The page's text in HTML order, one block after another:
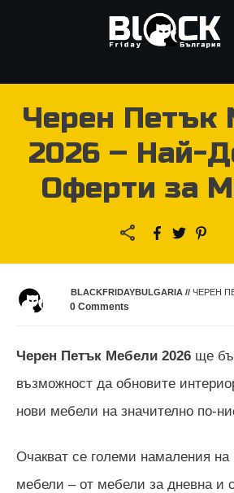
Черен Петък
2026 – Най-
Оферти за
BLACKFRIDAYBULGARIA //ЧЕРЕН
0 Comments
Черен Петък Мебели 2026 ще
възможност да обновите
нови мебели на значително по-
Очакват се големи намаления на
мебели – от мебели за дневна и